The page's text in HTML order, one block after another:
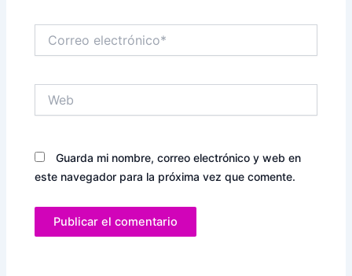
electrónico*
Guarda mi nombre, correo electrónico y web en
este navegador para la próxima vez que comente.